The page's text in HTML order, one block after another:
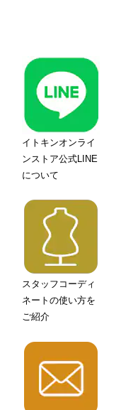
イトキンオンライ
ンストア公式LINE
について
スタッフコーディ
ネートの使い方を
ご紹介